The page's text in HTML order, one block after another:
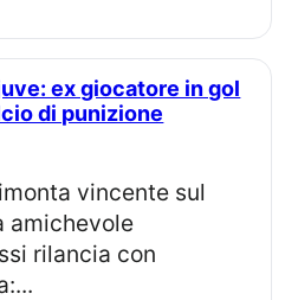
di punizione
amichevole
rilancia con